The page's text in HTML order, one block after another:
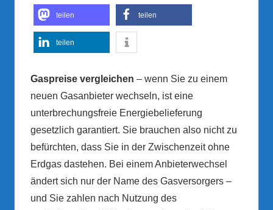
teilen teilen
teilen
Gaspreise vergleichen – wenn Sie zu einem
neuen Gasanbieter wechseln, ist eine
unterbrechungsfreie Energiebelieferung
gesetzlich garantiert. Sie brauchen also nicht zu
befürchten, dass Sie in der Zwischenzeit ohne
Erdgas dastehen. Bei einem Anbieterwechsel
ändert sich nur der Name des Gasversorgers –
und Sie zahlen nach Nutzung des